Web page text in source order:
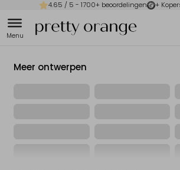
4.65 / 5 - 1700+ beoordelingen +
Meer ontwerpen